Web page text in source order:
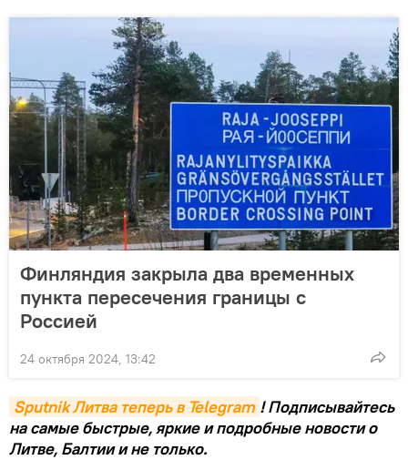
Финляндия закрыла два временных
пункта пересечения границы с
Россией
24 октября 2024, 13:42
Sputnik Литва теперь в Telegram ! Подписывайтесь
на самые быстрые, яркие и подробные новости о
Литве, Балтии и не только.